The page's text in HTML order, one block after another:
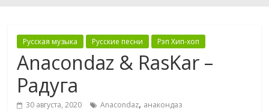
Русская музыка Русские песни Рэп Хип-хоп
Anacondaz & RasKar –
Радуга
30 августа, 2020 Anacondaz, анакондаз